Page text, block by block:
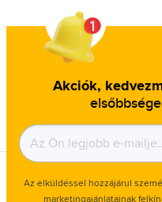
Akciók,
Az elküldéssel hozzájárul
marketingajánlatainak